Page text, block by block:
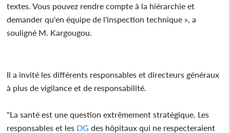
textes. Vous pouvez rendre compte à la hiérarchie et
demander qu'en équipe de l'inspection technique », a
souligné M. Kargougou.
Il a invité les différents responsables et directeurs généraux
à plus de vigilance et de responsabilité.
"La santé est une question extrêmement stratégique. Les
responsables et les DG des hôpitaux qui ne respecteraient